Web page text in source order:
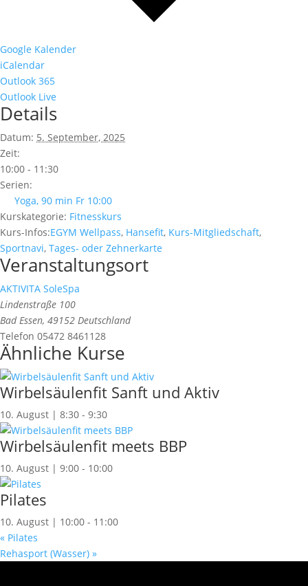
Google Kalender
iCalendar
Outlook 365
Outlook Live
Details
Datum: 5. September, 2025
Zeit:
10:00 - 11:30
Serien:
Yoga, 90 min Fr 10:00
Kurskategorie: Fitnesskurs
Kurs-Infos:EGYM Wellpass, Hansefit, Kurs-Mitgliedschaft,
Sportnavi, Tages- oder Zehnerkarte
Veranstaltungsort
AKTIVITA SoleSpa
Lindenstraße 100
Bad Essen, 49152 Deutschland
Telefon 05472 8461128
Ähnliche Kurse
Wirbelsäulenfit Sanft und Aktiv
10. August | 8:30 - 9:30
Wirbelsäulenfit meets BBP
10. August | 9:00 - 10:00
Pilates
10. August | 10:00 - 11:00
« Pilates
Rehasport (Wasser) »